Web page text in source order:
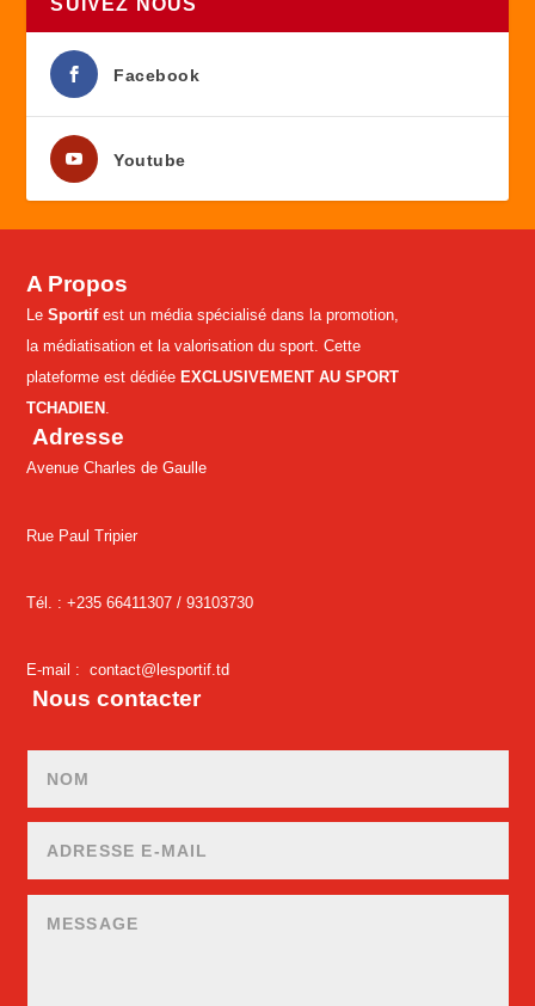
SUIVEZ NOUS
Facebook
Youtube
A Propos
LeSportifest un média spécialisé dans la promotion,
la médiatisation et la valorisation du sport. Cette
plateforme est dédiée EXCLUSIVEMENT AU SPORT
TCHADIEN .
Adresse
Avenue Charles de Gaulle
Rue Paul Tripier
Tél. : +235 66411307 /93103730
E-mail :contact@lesportif.td
Nous contacter